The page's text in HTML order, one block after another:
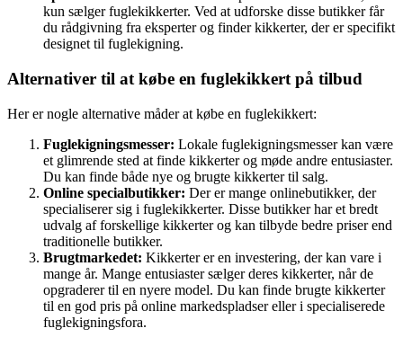
kun sælger fuglekikkerter. Ved at udforske disse butikker får
du rådgivning fra eksperter og finder kikkerter, der er specifikt
designet til fuglekigning.
Alternativer til at købe en fuglekikkert på tilbud
Her er nogle alternative måder at købe en fuglekikkert:
Fuglekigningsmesser: Lokale fuglekigningsmesser kan være
et glimrende sted at finde kikkerter og møde andre entusiaster.
Du kan finde både nye og brugte kikkerter til salg.
Online specialbutikker: Der er mange onlinebutikker, der
specialiserer sig i fuglekikkerter. Disse butikker har et bredt
udvalg af forskellige kikkerter og kan tilbyde bedre priser end
traditionelle butikker.
Brugtmarkedet: Kikkerter er en investering, der kan vare i
mange år. Mange entusiaster sælger deres kikkerter, når de
opgraderer til en nyere model. Du kan finde brugte kikkerter
til en god pris på online markedspladser eller i specialiserede
fuglekigningsfora.